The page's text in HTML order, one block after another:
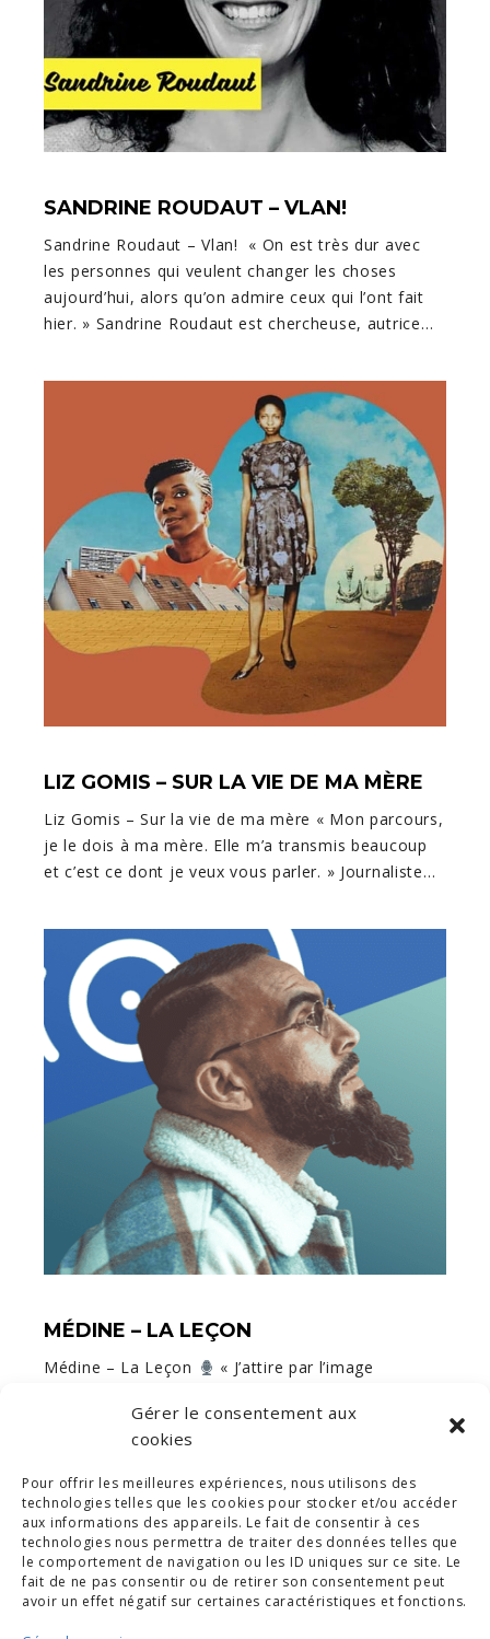
Gérer le consentement aux
cookies
Pour offrir les meilleures expériences, nous utilisons des
technologies telles que les cookies pour stocker et/ou accéder
aux informations des appareils. Le fait de consentir à ces
technologies nous permettra de traiter des données telles que
le comportement de navigation ou les ID uniques sur ce site. Le
fait de ne pas consentir ou de retirer son consentement peut
avoir un effet négatif sur certaines caractéristiques et fonctions.
SANDRINE ROUDAUT – VLAN!
Sandrine Roudaut – Vlan! « On est très dur avec
les personnes qui veulent changer les choses
aujourd’hui, alors qu’on admire ceux qui l’ont fait
hier. » Sandrine Roudaut est chercheuse, autrice…
LIZ GOMIS – SUR LA VIE DE MA MÈRE
Liz Gomis – Sur la vie de ma mère « Mon parcours,
je le dois à ma mère. Elle m’a transmis beaucoup
et c’est ce dont je veux vous parler. » Journaliste…
MÉDINE – LA LEÇON
Médine – La Leçon
« J’attire par l’image
nuance. » Qui est Médine ? Rappeur engagé aux
côtés d’artistes comme Kery James…
2